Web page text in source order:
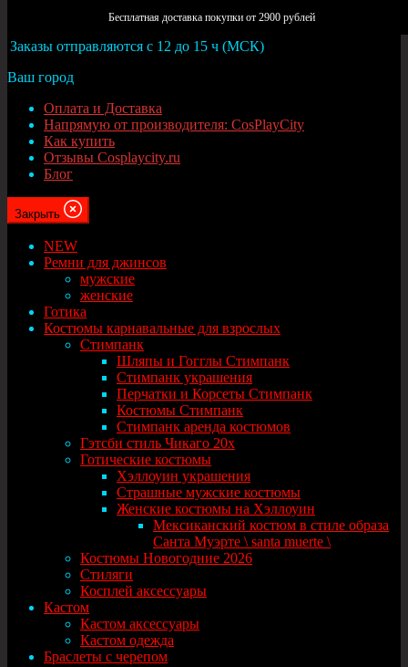
Бесплатная доставка покупки от 2900 рублей
Заказы отправляются с 12 до 15 ч (МСК)
Ваш город
Оплата и Доставка
Напрямую от производителя: CosPlayCity
Как купить
Отзывы Cosplaycity.ru
Блог
Закрыть
NEW
Ремни для джинсов
мужские
женские
Готика
Костюмы карнавальные для взрослых
Стимпанк
Шляпы и Гогглы Стимпанк
Стимпанк украшения
Перчатки и Корсеты Стимпанк
Костюмы Стимпанк
Стимпанк аренда костюмов
Гэтсби стиль Чикаго 20х
Готические костюмы
Хэллоуин украшения
Страшные мужские костюмы
Женские костюмы на Хэллоуин
Мексиканский костюм в стиле образа
Санта Муэрте \ santa muerte \
Костюмы Новогодние 2026
Стиляги
Косплей аксессуары
Кастом
Кастом аксессуары
Кастом одежда
Браслеты с черепом